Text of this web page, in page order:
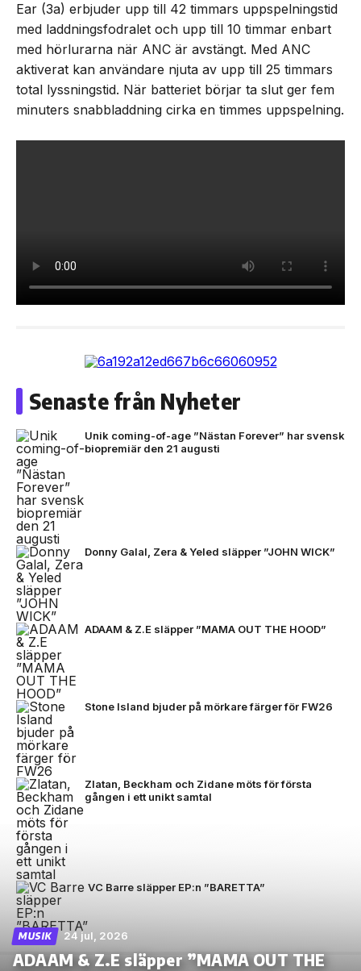
Ear (3a) erbjuder upp till 42 timmars uppspelningstid
med laddningsfodralet och upp till 10 timmar enbart
med hörlurarna när ANC är avstängt. Med ANC
aktiverat kan användare njuta av upp till 25 timmars
total lyssningstid. När batteriet börjar ta slut ger fem
minuters snabbladdning cirka en timmes uppspelning.
Senaste från Nyheter
Unik coming-of-age ”Nästan Forever” har svensk
biopremiär den 21 augusti
Donny Galal, Zera & Yeled släpper ”JOHN WICK”
ADAAM & Z.E släpper ”MAMA OUT THE HOOD”
Stone Island bjuder på mörkare färger för FW26
Zlatan, Beckham och Zidane möts för första
gången i ett unikt samtal
VC Barre släpper EP:n ”BARETTA”
MUSIK 24 jul, 2026
ADAAM & Z.E släpper ”MAMA OUT THE